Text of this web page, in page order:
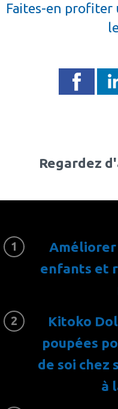
Faites-en profiter
Regardez
enfants et
Kitoko
poupées
de soi
à